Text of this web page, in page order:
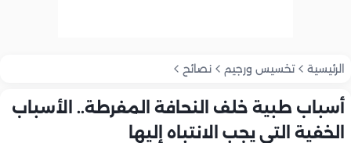
الرئيسية تخسيس ورجيم نصائح
أسباب طبية خلف النحافة المفرطة.. الأسباب
الخفية التي يجب الانتباه إليها